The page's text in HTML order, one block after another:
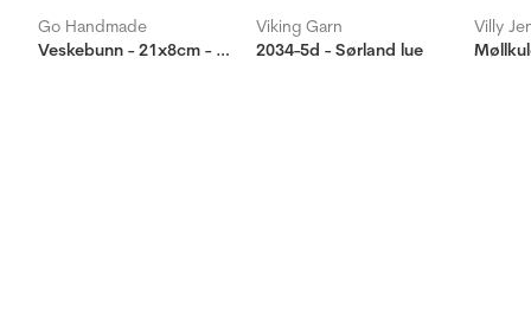
Go Handmade
Veskebunn - 21x8cm - Sort
Viking Garn
2034-5d - Sørland lue
Villy